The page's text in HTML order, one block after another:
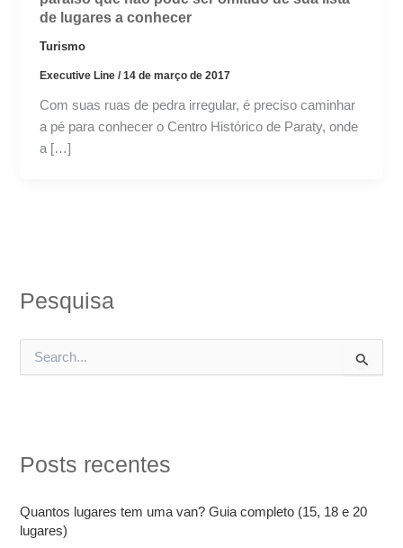
de lugares a conhecer
Turismo
Executive Line/14 de março de 2017
Com suas ruas de pedra irregular, é preciso caminhar
a pé para conhecer o Centro Histórico de Paraty, onde
a […]
Pesquisa
e
s
p
o
Posts recentes
Quantos lugares tem uma van? Guia completo (15, 18 e 20
lugares)